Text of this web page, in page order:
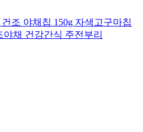
조 야채칩 150g 자색고구마칩
채 건강간식 주전부리